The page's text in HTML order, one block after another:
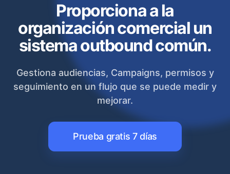
Proporciona a la
organización comercial un
sistema outbound común.
Gestiona audiencias, Campaigns, permisos y
seguimiento en un flujo que se puede medir y
mejorar.
Prueba gratis 7 días